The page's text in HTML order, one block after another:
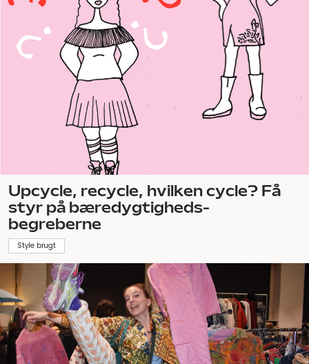
Upcycle, recycle, hvilken cycle? Få
styr på bæredygtigheds-
begreberne
Style brugt